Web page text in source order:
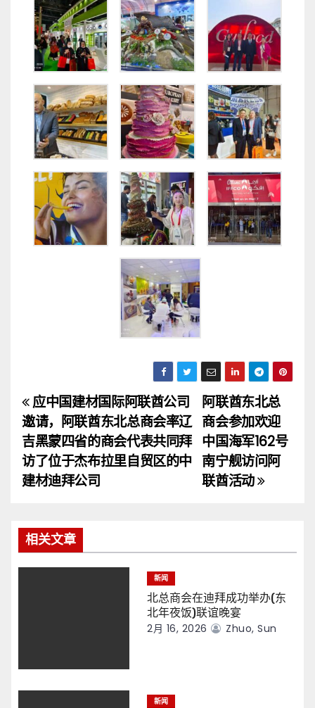
文
章
导
阿联酋东北总
商会参加欢迎
中国海军162号
南宁舰访问阿
联酋活动
应中国建材国际阿联酋公司
邀请，阿联酋东北总商会率辽
吉黑蒙四省的商会代表共同拜
访了位于杰布拉里自贸区的中
建材迪拜公司
相关文章
新闻
北总商会在迪拜成功举办(东
北年夜饭)联谊晚宴
2月 16, 2026 Zhuo, Sun
新闻